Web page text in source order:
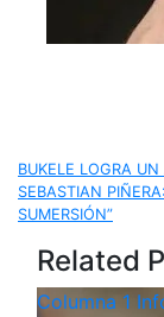
de
BUKELE LOGRA
SEBASTIAN
SUMERSIÓN”
Related
Columna 1